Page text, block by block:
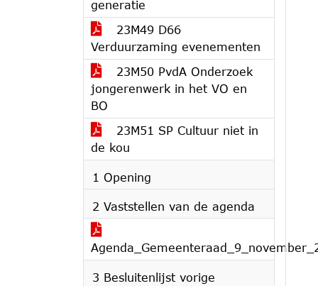
generatie
23M49 D66
Verduurzaming evenementen
23M50 PvdA Onderzoek
jongerenwerk in het VO en
BO
23M51 SP Cultuur niet in
de kou
1 Opening
2 Vaststellen van de agenda
3 Besluitenlijst vorige